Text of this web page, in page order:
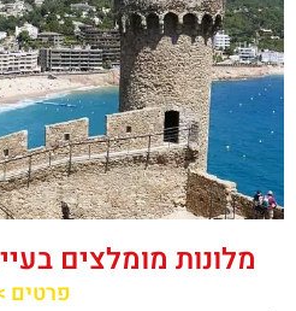
מלונות מומלצים
פרטים